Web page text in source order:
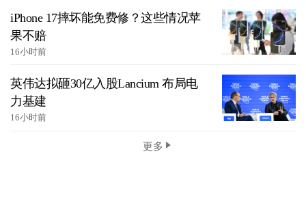
iPhone 17摔坏能免费修？这些情况苹
果不赔
16小时前
英伟达拟砸30亿入股Lancium 布局电
力基建
16小时前
更多